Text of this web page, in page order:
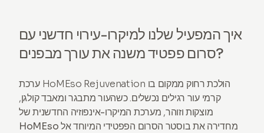
איך המפעיל שלנו למיקרו-עירוי חדשני עם
סרום פפטיד משנה את עורך מבפנים?
ערכת HoMEso Rejuvenation הולכת רחוק ממקום בו
קרמי עור רגילים נכשלים. כשהעור מתבגר ומאבד קולגן,
מוצקות וזוהר, מערכת המיקרו-אינפוזיה החדשנית של
HoMEso
מחדירה אתבוסטר הסרום הפפטידי המיוחדאל